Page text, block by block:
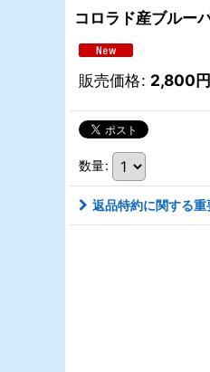
コロラド産ブルー
販売価格: 2,800円
数量:
返品特約に関する重